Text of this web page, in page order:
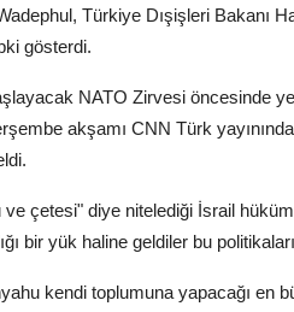
Türkiye Dışişleri Bakanı
gösterdi.
NATO Zirvesi öncesinde
akşamı CNN Türk
ve çetesi" diye nitelediği İsrail
bir yük haline geldiler bu
kendi toplumuna yapacağı en